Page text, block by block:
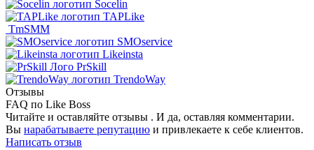
Socelin
TAPLike
TmSMM
SMOservice
Likeinsta
PrSkill
TrendoWay
Отзывы
FAQ по Like Boss
Читайте и оставляйте отзывы . И да, оставляя комментарии.
Вы нарабатываете репутацию и привлекаете к себе клиентов.
Написать отзыв